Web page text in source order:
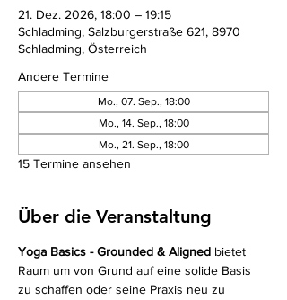
21. Dez. 2026, 18:00 – 19:15
Schladming, Salzburgerstraße 621, 8970
Schladming, Österreich
Andere Termine
Mo., 07. Sep., 18:00
Mo., 14. Sep., 18:00
Mo., 21. Sep., 18:00
15 Termine ansehen
Über die Veranstaltung
Yoga Basics - Grounded & Aligned bietet
Raum um von Grund auf eine solide Basis
zu schaffen oder seine Praxis neu zu